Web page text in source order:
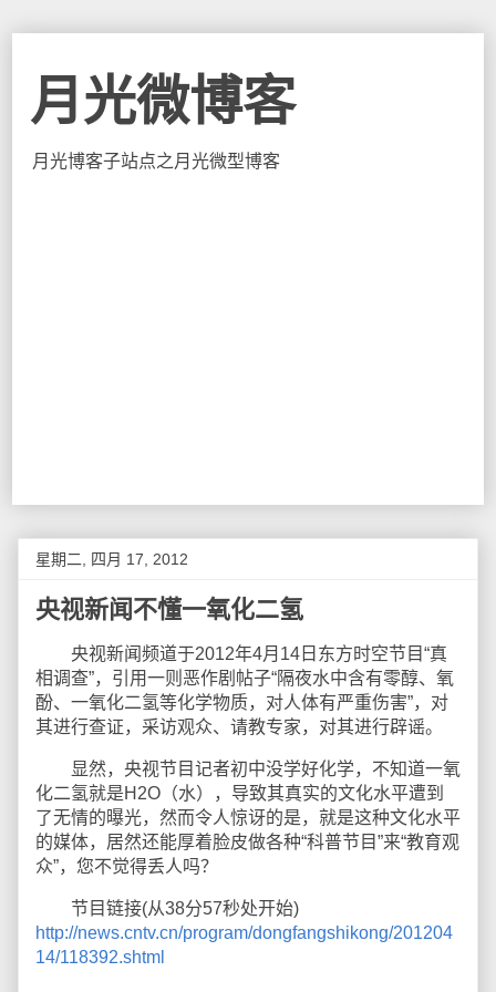
月光微博客
月光博客子站点之月光微型博客
星期二, 四月 17, 2012
央视新闻不懂一氧化二氢
央视新闻频道于2012年4月14日东方时空节目“真
相调查”，引用一则恶作剧帖子“隔夜水中含有零醇、氧
酚、一氧化二氢等化学物质，对人体有严重伤害”，对
其进行查证，采访观众、请教专家，对其进行辟谣。
显然，央视节目记者初中没学好化学，不知道一氧
化二氢就是H2O（水），导致其真实的文化水平遭到
了无情的曝光，然而令人惊讶的是，就是这种文化水平
的媒体，居然还能厚着脸皮做各种“科普节目”来“教育观
众”，您不觉得丢人吗？
节目链接(从38分57秒处开始)
http://news.cntv.cn/program/dongfangshikong/201204
14/118392.shtml